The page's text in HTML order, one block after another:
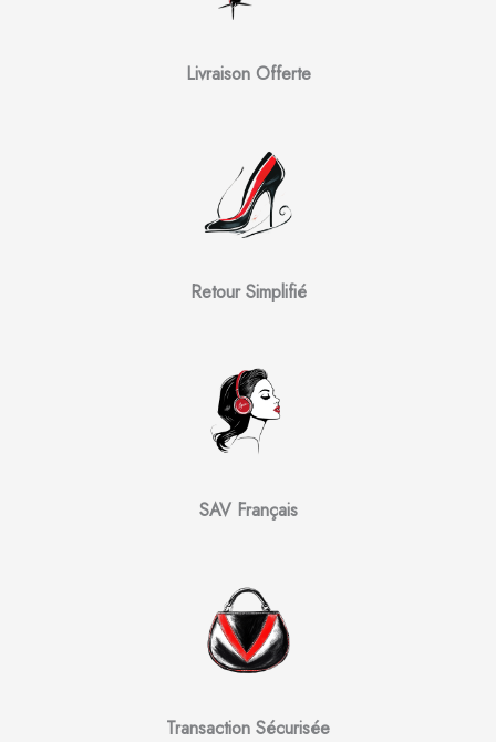
Livraison Offerte
Retour Simplifié
SAV Français
Transaction Sécurisée